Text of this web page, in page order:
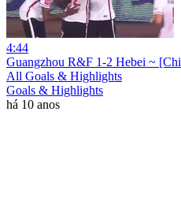
4:44
Guangzhou R&F 1-2 Hebei ~
All Goals & Highlights
Goals & Highlights
há 10 anos